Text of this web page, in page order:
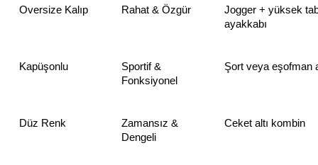
Oversize Kalıp Rahat & Özgür
Jogger + yüksek
ayakkabı
Kapüşonlu
Sportif &
Fonksiyonel
Şort veya eşofman
Düz Renk
Zamansız &
Dengeli
Ceket altı kombin